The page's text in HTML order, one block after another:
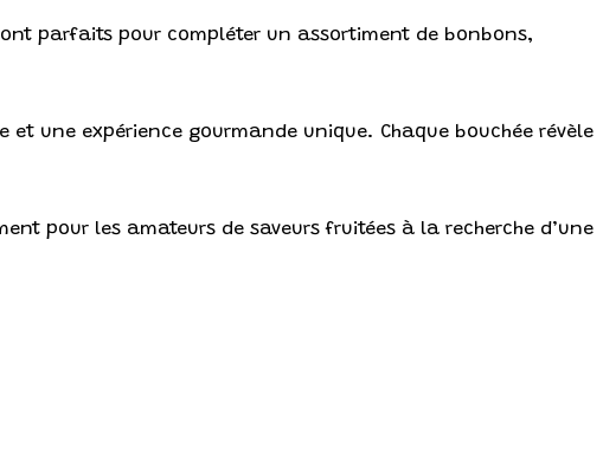
parfaits pour compléter un assortiment de bonbons,
une expérience gourmande unique. Chaque bouchée révèle
pour les amateurs de saveurs fruitées à la recherche d’une